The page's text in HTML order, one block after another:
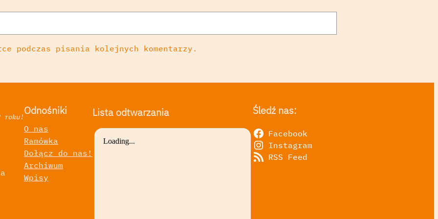
podczas pisania kolejnych komentarzy.
roku!Odnośniki
O nas
Ramówka
Dołącz do nas!
Archiwum
Wpisy
Lista odtwarzania Śledź nas:
Facebook
Instagram
RSS Feed